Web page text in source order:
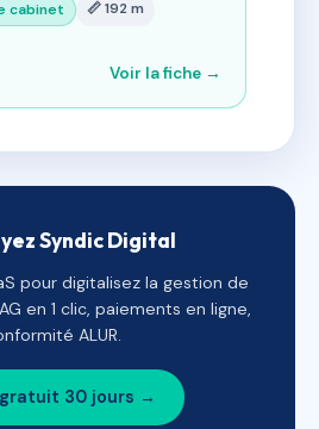
cabinet
📏 192 m
Voir la fiche →
Syndic Digital
pour digitalisez la gestion de
en 1 clic, paiements en ligne,
ALUR.
gratuit 30 jours →